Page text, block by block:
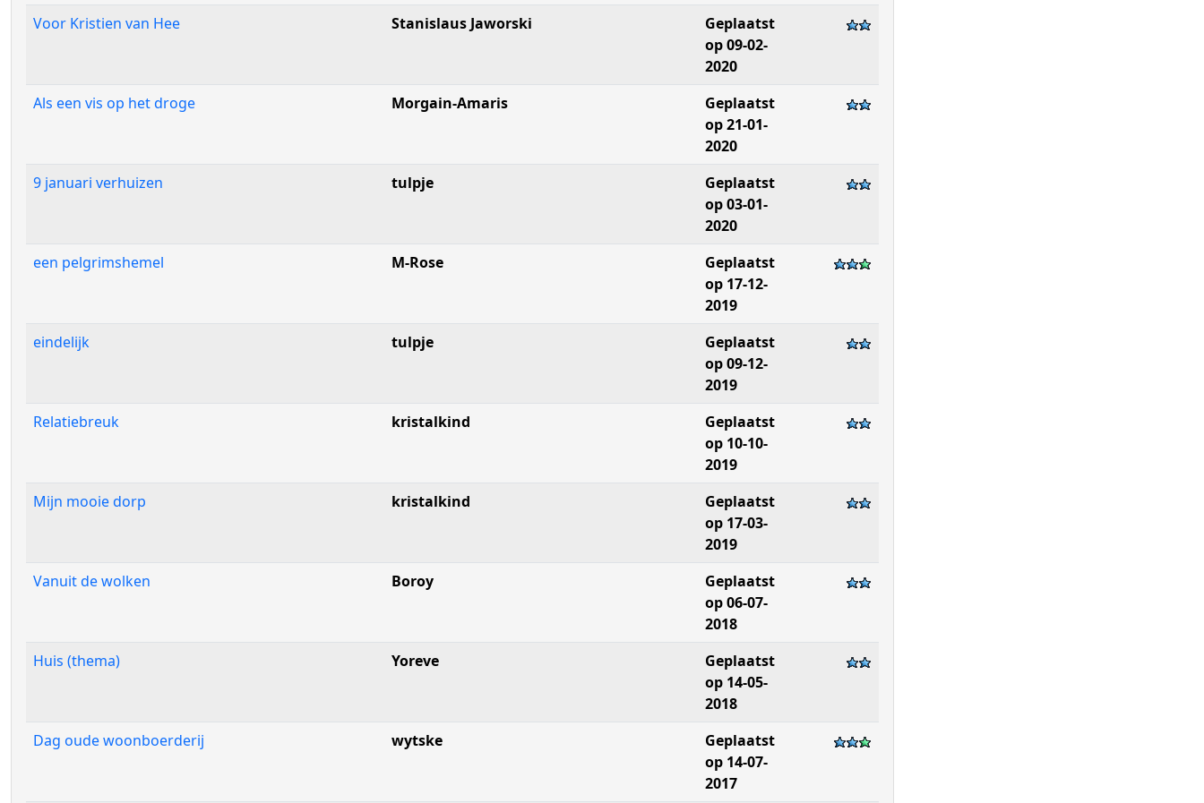
Voor Kristien van Hee
Stanislaus Jaworski
Geplaatst
op 09-02-
2020
Als een vis op het droge
Morgain-Amaris
Geplaatst
op 21-01-
2020
9 januari verhuizen
tulpje
Geplaatst
op 03-01-
2020
een pelgrimshemel
M-Rose
Geplaatst
op 17-12-
2019
eindelijk
tulpje
Geplaatst
op 09-12-
2019
Relatiebreuk
kristalkind
Geplaatst
op 10-10-
2019
Mijn mooie dorp
kristalkind
Geplaatst
op 17-03-
2019
Vanuit de wolken
Boroy
Geplaatst
op 06-07-
2018
Huis (thema)
Yoreve
Geplaatst
op 14-05-
2018
Dag oude woonboerderij
wytske
Geplaatst
op 14-07-
2017